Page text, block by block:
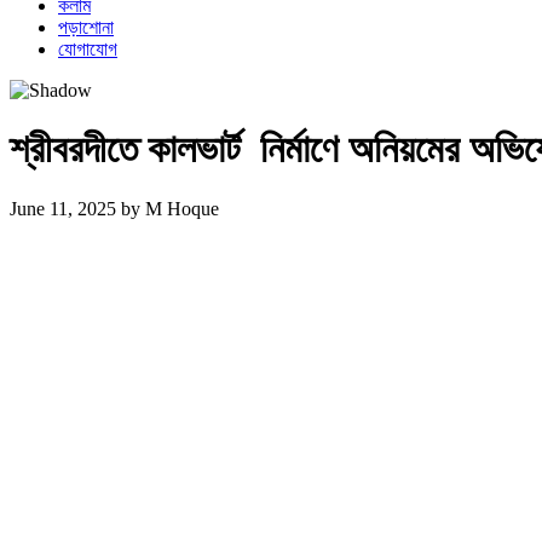
কলাম
পড়াশোনা
যোগাযোগ
শ্রীবরদীতে কালভার্ট নির্মাণে অনিয়মের
June 11, 2025 by M Hoque